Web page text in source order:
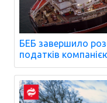
БЕБ завершило
податків